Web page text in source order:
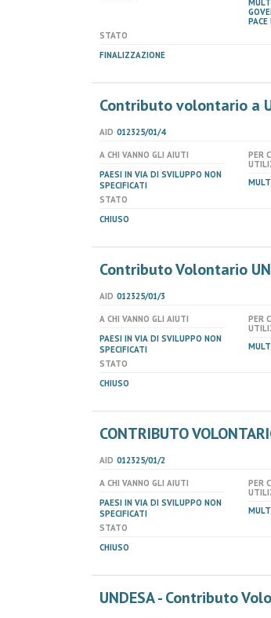
STATO
FINALIZZAZIONE
Contributo volontario a
AID 012325/01/4
A CHI VANNO GLI AIUTI
PAESI IN VIA DI SVILUPPO NON
SPECIFICATI
PER
STATO
CHIUSO
Contributo Volontario
AID 012325/01/3
A CHI VANNO GLI AIUTI
PAESI IN VIA DI SVILUPPO NON
SPECIFICATI
PER
STATO
CHIUSO
CONTRIBUTO
AID 012325/01/2
A CHI VANNO GLI AIUTI
PAESI IN VIA DI SVILUPPO NON
SPECIFICATI
PER
STATO
CHIUSO
UNDESA - Contributo